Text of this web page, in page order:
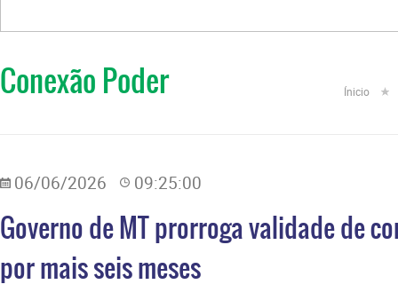
Conexão Poder Ínicio
06/06/2026 09:25:00
Governo de MT prorroga validade de
por mais seis meses